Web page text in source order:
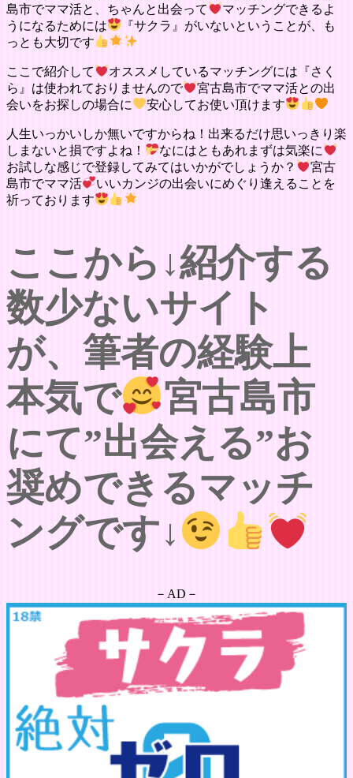
島市でママ活と、ちゃんと出会って
マッチングできるよ
うになるためには
『サクラ』がいないということが、も
っとも大切です
ここで紹介して
オススメしているマッチングには『さく
ら』は使われておりませんので
宮古島市でママ活との出
会いをお探しの場合に
安心してお使い頂けます
人生いっかいしか無いですからね！出来るだけ思いっきり楽
しまないと損ですよね！
なにはともあれまずは気楽に
お試しな感じで登録してみてはいかがでしょうか？
宮古
島市でママ活
いいカンジの出会いにめぐり逢えることを
祈っております
ここから↓紹介する
数少ないサイト
が、筆者の経験上
本気で
宮古島市
にて”出会える”お
奨めできるマッチ
ングです↓
－AD－